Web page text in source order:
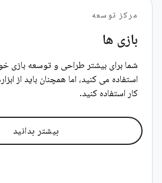
مرکز توسعه
بازی ها
شما برای بیشتر طراحی و توسعه بازی
استفاده می کنید، اما همچنان باید از
کار استفاده کنید.
بیشتر بدانید